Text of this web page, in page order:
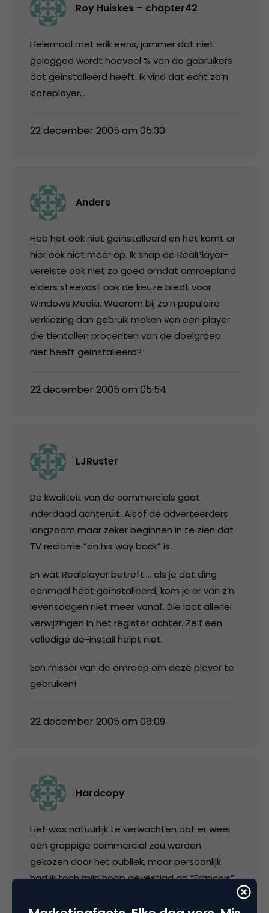
Roy Huiskes – chapter42
Helemaal met erik eens, jammer dat niet
gelogged wordt hoeveel % van de gebruikers
dat geinstalleerd heeft. Ik vind dat echt zo’n
kloteplayer…
22 december 2005 om 05:30
Anders
Heb het ook niet geïnstalleerd en het komt er
hier ook niet meer op. Ik snap de RealPlayer-
vereiste ook niet zo goed omdat omroepland
elders steevast ook de keuze biedt voor
Windows Media. Waarom bij zo’n populaire
verkiezing dan gebruik maken van een player
die tientallen procenten van de doelgroep
niet heeft geïnstalleerd?
22 december 2005 om 05:54
LJRuster
De kwaliteit van de commercials gaat
inderdaad achteruit. Alsof de adverteerders
langzaam maar zeker beginnen in te zien dat
TV reclame “on his way back” is.
En wat Realplayer betreft…. als je dat ding
eenmaal hebt geïnstalleerd, kom je er van z’n
levensdagen niet meer vanaf. Die laat allerlei
verwijzingen in het register achter. Zelf een
volledige de-install helpt niet.
Een misser van de omroep om deze player te
gebruiken!
22 december 2005 om 08:09
Hardcopy
Het was natuurlijk te verwachten dat er weer
een grappige commercial zou worden
gekozen door het publiek, maar persoonlijk
had ik toch mijn hoop gevestigd op “Francois”
en niet direct heel grappig. Goed om te zien